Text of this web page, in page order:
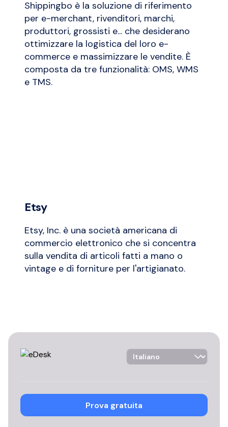
Shippingbo è la soluzione di riferimento
per e-merchant, rivenditori, marchi,
produttori, grossisti e... che desiderano
ottimizzare la logistica del loro e-
commerce e massimizzare le vendite. È
composta da tre funzionalità: OMS, WMS
e TMS.
Etsy
Etsy, Inc. è una società americana di
commercio elettronico che si concentra
sulla vendita di articoli fatti a mano o
vintage e di forniture per l'artigianato.
Language Selector
Prova gratuita